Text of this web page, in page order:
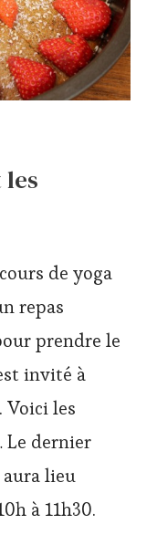
de yoga
repas
prendre le
invité à
Voici les
Le dernier
lieu
à 11h30.